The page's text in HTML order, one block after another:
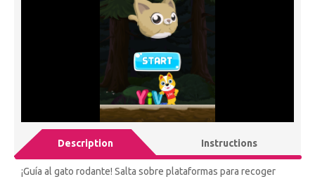
Description Instructions
¡Guía al gato rodante! Salta sobre plataformas para recoger